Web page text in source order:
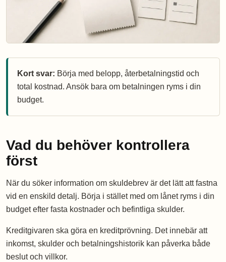
Kort svar: Börja med belopp, återbetalningstid och
total kostnad. Ansök bara om betalningen ryms i din
budget.
Vad du behöver kontrollera
först
När du söker information om skuldebrev är det lätt att fastna
vid en enskild detalj. Börja i stället med om lånet ryms i din
budget efter fasta kostnader och befintliga skulder.
Kreditgivaren ska göra en kreditprövning. Det innebär att
inkomst, skulder och betalningshistorik kan påverka både
beslut och villkor.